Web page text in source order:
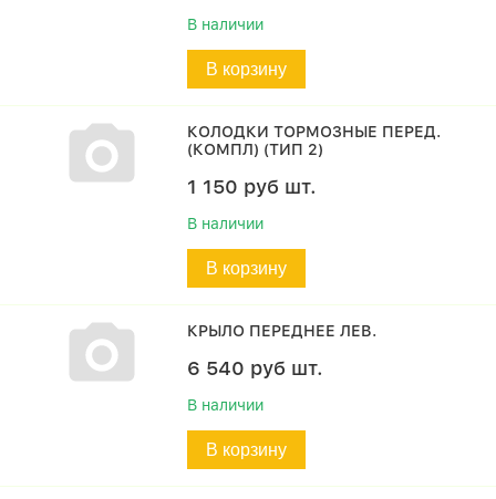
В наличии
В корзину
КОЛОДКИ ТОРМОЗНЫЕ ПЕРЕД.
(КОМПЛ) (ТИП 2)
1 150 руб шт.
В наличии
В корзину
КРЫЛО ПЕРЕДНЕЕ ЛЕВ.
6 540 руб шт.
В наличии
В корзину